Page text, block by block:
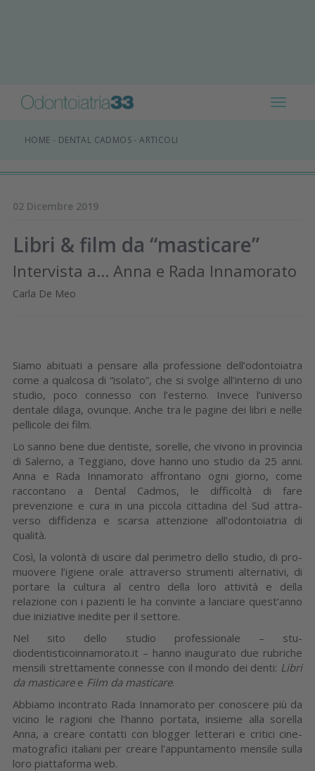
Toggle
HOME - DENTAL CADMOS-ARTICOLI
02 Dicembre 2019
Libri & film da “masticare”
Intervista a... Anna e Rada Innamorato
Carla De Meo
Siamo abituati a pensare alla professio­ne dell’odontoiatra
come a qualcosa di “isolato”, che si svolge all’interno di uno
studio, poco connesso con l’esterno. In­vece l’universo
dentale dilaga, ovunque. Anche tra le pagine dei libri e nelle
pelli­cole dei film.
Lo sanno bene due denti­ste, sorelle, che vivono in provincia
di Salerno, a Teggiano, dove hanno uno studio da 25 anni.
Anna e Rada Innamorato affrontano ogni giorno, come
raccontano a Dental Cad­mos, le difficoltà di fare
prevenzione e cu­ra in una piccola cittadina del Sud attra­
verso diffidenza e scarsa attenzione all’o­dontoiatria di
qualità.
Così, la volontà di uscire dal perimetro dello studio, di pro­
muovere l’igiene orale attraverso strumen­ti alternativi, di
portare la cultura al centro della loro attività e della
relazione con i pa­zienti le ha convinte a lanciare quest’anno
due iniziative inedite per il settore.
Nel sito dello studio professionale – stu­
diodentisticoinnamorato.it – hanno inau­gurato due rubriche
mensili strettamente connesse con il mondo dei denti: Libri
da masticare e Film da masticare.
Abbiamo incontrato Rada Innamorato per conosce­re più da
vicino le ragioni che l’hanno por­tata, insieme alla sorella
Anna, a creare contatti con blogger letterari e critici cine­
matografici italiani per creare l’appunta­mento mensile sulla
loro piattaforma web.